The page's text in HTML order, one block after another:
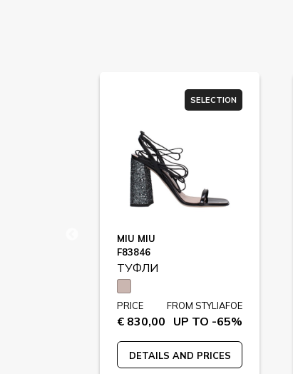
SELECTION
MIU MIU
F83846
ТУФЛИ
PRICE
€ 830,00
FROM STYLIAFOE
UP TO -65%
DETAILS AND PRICES